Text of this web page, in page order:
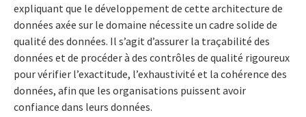
expliquant que le développement de cette architecture de
données axée sur le domaine nécessite un cadre solide de
qualité des données. Il s’agit d’assurer la traçabilité des
données et de procéder à des contrôles de qualité rigoureux
pour vérifier l’exactitude, l’exhaustivité et la cohérence des
données, afin que les organisations puissent avoir
confiance dans leurs données.